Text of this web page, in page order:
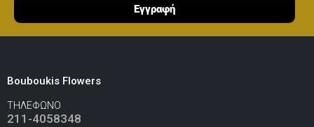
Καμηλοπάρδαλη 80εκ
Εγγραφή
Bouboukis Flowers
ΤΗΛΕΦΩΝΟ
211-4058348